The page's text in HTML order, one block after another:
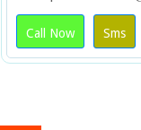
Call Now Sms